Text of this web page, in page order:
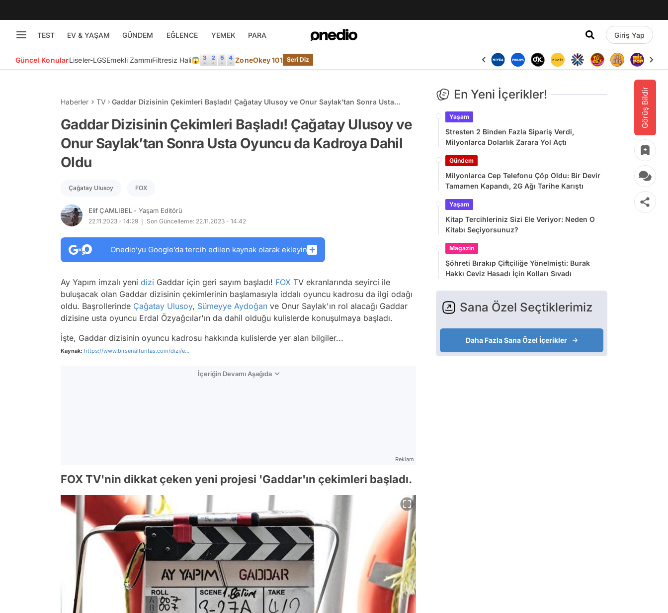
TEST EV & YAŞAM GÜNDEM EĞLENCE YEMEK PARA Giriş Yap
Güncel KonularLiseler-LGSEmekli ZammıFiltresiz Hali😱 ZoneOkey 101 Seri Diz
Görüş Bildir
Haberler TV
Gaddar Dizisinin Çekimleri Başladı! Çağatay Ulusoy ve Onur Saylak’tan Sonra Usta
Gaddar Dizisinin Çekimleri Başladı! Çağatay Ulusoy ve
Onur Saylak’tan Sonra Usta Oyuncu da Kadroya Dahil
Oldu
Çağatay Ulusoy FOX
Elif ÇAMLIBEL - Yaşam Editörü
22.11.2023 - 14:29 Son Güncelleme: 22.11.2023 - 14:42
Onedio’yu Google’da tercih edilen kaynak olarak ekleyin
Ay Yapım imzalı yeni dizi Gaddar için geri sayım başladı! FOX TV ekranlarında seyirci ile
buluşacak olan Gaddar dizisinin çekimlerinin başlamasıyla iddalı oyuncu kadrosu da ilgi odağı
oldu. Başrollerinde Çağatay Ulusoy, Sümeyye Aydoğan ve Onur Saylak'ın rol alacağı Gaddar
dizisine usta oyuncu Erdal Özyağcılar'ın da dahil olduğu kulislerde konuşulmaya başladı.
İşte, Gaddar dizisinin oyuncu kadrosu hakkında kulislerde yer alan bilgiler...
Kaynak: https://www.birsenaltuntas.com/dizi/e...
İçeriğin Devamı Aşağıda
Reklam
FOX TV'nin dikkat çeken yeni projesi 'Gaddar'ın çekimleri başladı.
En Yeni İçerikler!
Yaşam
Stresten 2 Binden Fazla Sipariş Verdi,
Milyonlarca Dolarlık Zarara Yol Açtı
Gündem
Milyonlarca Cep Telefonu Çöp Oldu: Bir Devir
Tamamen Kapandı, 2G Ağı Tarihe Karıştı
Yaşam
Kitap Tercihleriniz Sizi Ele Veriyor: Neden O
Kitabı Seçiyorsunuz?
Magazin
Şöhreti Bırakıp Çiftçiliğe Yönelmişti: Burak
Hakkı Ceviz Hasadı İçin Kolları Sıvadı
Sana Özel Seçtiklerimiz
Daha Fazla Sana Özel İçerikler